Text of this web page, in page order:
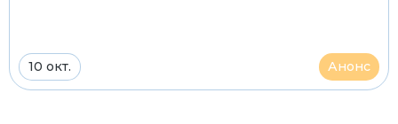
10 окт. Анонс